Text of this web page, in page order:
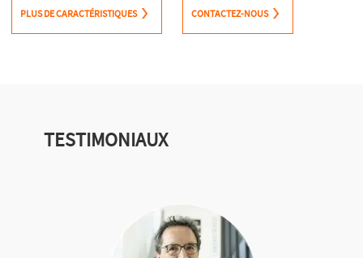
PLUS DE CARACTÉRISTIQUES CONTACTEZ-NOUS
TESTIMONIAUX